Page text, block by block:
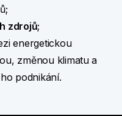
zdrojů;
energetickou
změnou klimatu a
podnikání.